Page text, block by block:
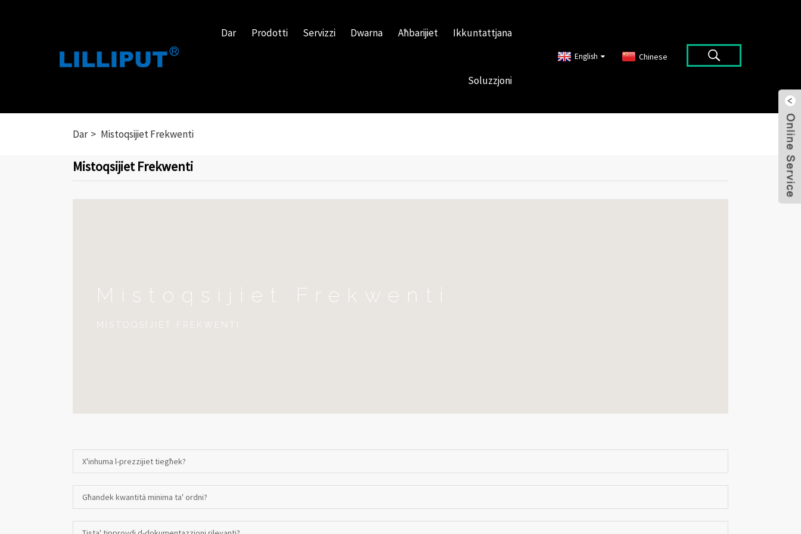
Dar Prodotti Servizzi Dwarna Aħbarijiet Ikkuntattjana
Soluzzjoni
English Chinese
Dar Mistoqsijiet Frekwenti
Mistoqsijiet Frekwenti
Mistoqsijiet Frekwenti
MISTOQSIJIET FREKWENTI
X'inhuma l-prezzijiet tiegħek?
Għandek kwantità minima ta' ordni?